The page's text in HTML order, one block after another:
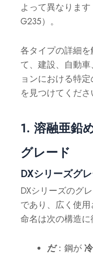
よって異なります
G235）。
各タイプの詳細
て、建設、自動
ョンにおける特
を見つけてくださ
1. 溶融亜鉛
グレード
DXシリーズグ
DXシリーズのグ
であり、広く使
命名は次の構造に
だ：鋼が